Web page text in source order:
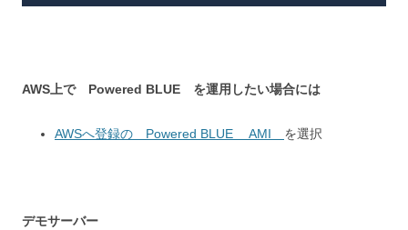
AWS上で Powered BLUE を運用したい場合には
AWSへ登録の Powered BLUE AMI を選択
デモサーバー